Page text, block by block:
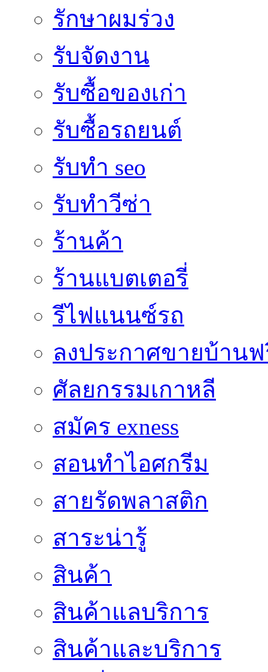
รักษาผมร่วง
รับจัดงาน
รับซื้อของเก่า
รับซื้อรถยนต์
รับทำ seo
รับทำวีซ่า
ร้านค้า
ร้านแบตเตอรี่
รีไฟแนนซ์รถ
ลงประกาศขายบ้าน
ศัลยกรรมเกาหลี
สมัคร exness
สอนทำไอศกรีม
สายรัดพลาสติก
สาระน่ารู้
สินค้า
สินค้าแลบริการ
สินค้าและบริการ